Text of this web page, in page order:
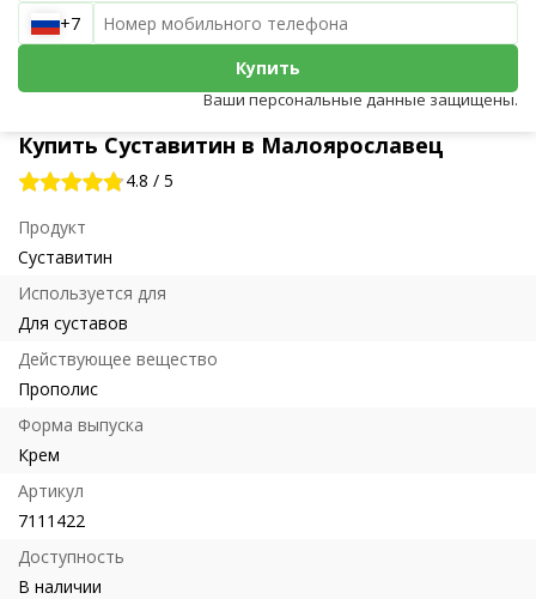
Купить Суставитин в Малоярославец
4.8 / 5
Продукт
Суставитин
Используется для
Для суставов
Действующее вещество
Прополис
Форма выпуска
Крем
Артикул
7111422
Доступность
В наличии
+7
Купить
Ваши персональные данные защищены.